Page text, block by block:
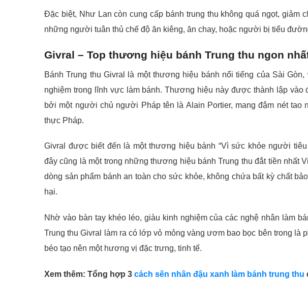
Đặc biệt, Như Lan còn cung cấp bánh trung thu không quá ngọt, giảm
những người tuân thủ chế độ ăn kiêng, ăn chay, hoặc người bị tiểu
Givral – Top thương hiệu bánh Trung thu ngon
Bánh Trung thu Givral là một thương hiệu bánh nổi tiếng của Sài
nghiệm trong lĩnh vực làm bánh. Thương hiệu này được thành lập vào
bởi một người chủ người Pháp tên là Alain Portier, mang đậm nét tao
thực Pháp.
Givral được biết đến là một thương hiệu bánh “Vì sức khỏe người tiêu
đây cũng là một trong những thương hiệu bánh Trung thu đắt tiền nhất
dòng sản phẩm bánh an toàn cho sức khỏe, không chứa bất kỳ chất
hại.
Nhờ vào bàn tay khéo léo, giàu kinh nghiệm của các nghệ nhân làm
Trung thu Givral làm ra có lớp vỏ mỏng vàng ươm bao bọc bên trong là
béo tạo nên một hương vị đặc trưng, tinh tế.
Xem thêm: Tổng hợp 3 cách sên nhân đậu xanh làm bánh trung thu